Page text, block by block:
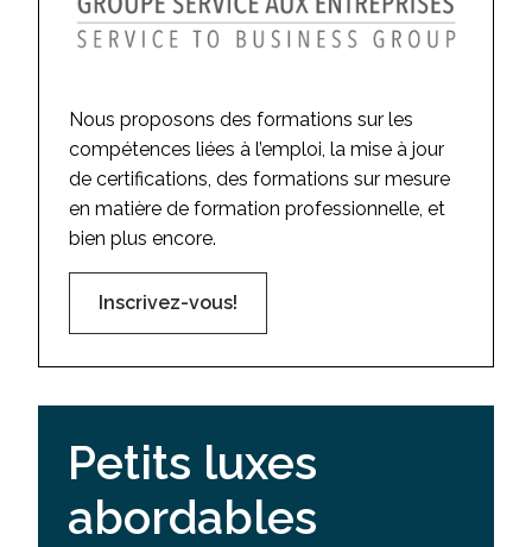
Nous proposons des formations sur les
compétences liées à l’emploi, la mise à jour
de certifications, des formations sur mesure
en matière de formation professionnelle, et
bien plus encore.
Inscrivez-vous!
Petits luxes
abordables